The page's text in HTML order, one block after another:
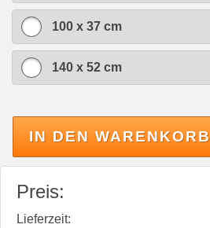
100 x 37 cm
140 x 52 cm
IN DEN WARENKORB
Preis:
Lieferzeit: